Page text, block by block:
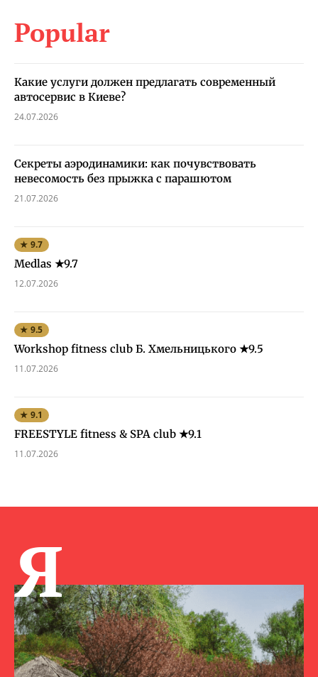
Popular
Какие услуги должен предлагать современный
автосервис в Киеве?
24.07.2026
Секреты аэродинамики: как почувствовать
невесомость без прыжка с парашютом
21.07.2026
★ 9.7
Medlas ★9.7
12.07.2026
★ 9.5
Workshop fitness club Б. Хмельницького ★9.5
11.07.2026
★ 9.1
FREESTYLE fitness & SPA club ★9.1
11.07.2026
Я